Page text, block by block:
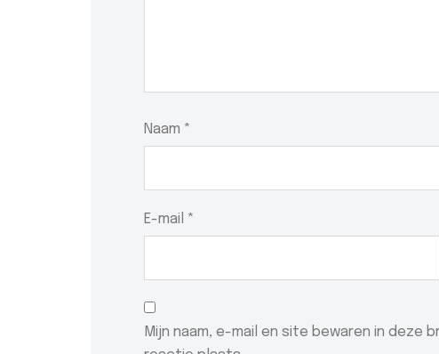
Naam *
E-mail *
Mijn naam, e-mail en site bewaren in deze